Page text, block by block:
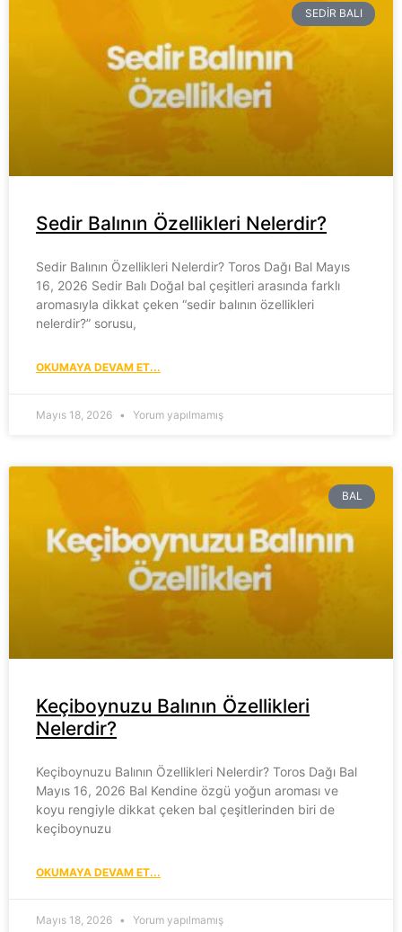
SEDIR BALI
Sedir Balının Özellikleri Nelerdir?
Sedir Balının Özellikleri Nelerdir? Toros Dağı Bal Mayıs
16, 2026 Sedir Balı Doğal bal çeşitleri arasında farklı
aromasıyla dikkat çeken “sedir balının özellikleri
nelerdir?” sorusu,
OKUMAYA DEVAM ET...
Mayıs 18, 2026 Yorum yapılmamış
BAL
Keçiboynuzu Balının Özellikleri
Nelerdir?
Keçiboynuzu Balının Özellikleri Nelerdir? Toros Dağı Bal
Mayıs 16, 2026 Bal Kendine özgü yoğun aroması ve
koyu rengiyle dikkat çeken bal çeşitlerinden biri de
keçiboynuzu
OKUMAYA DEVAM ET...
Mayıs 18, 2026 Yorum yapılmamış